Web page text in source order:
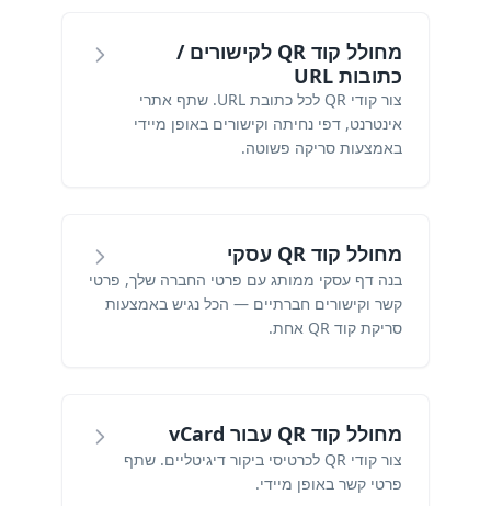
מחולל קוד QR לקישורים /
כתובות URL
צור קודי QR לכל כתובת URL. שתף אתרי
אינטרנט, דפי נחיתה וקישורים באופן מיידי
באמצעות סריקה פשוטה.
מחולל קוד QR עסקי
בנה דף עסקי ממותג עם פרטי החברה שלך, פרטי
קשר וקישורים חברתיים — הכל נגיש באמצעות
סריקת קוד QR אחת.
מחולל קוד QR עבור vCard
צור קודי QR לכרטיסי ביקור דיגיטליים. שתף
פרטי קשר באופן מיידי.